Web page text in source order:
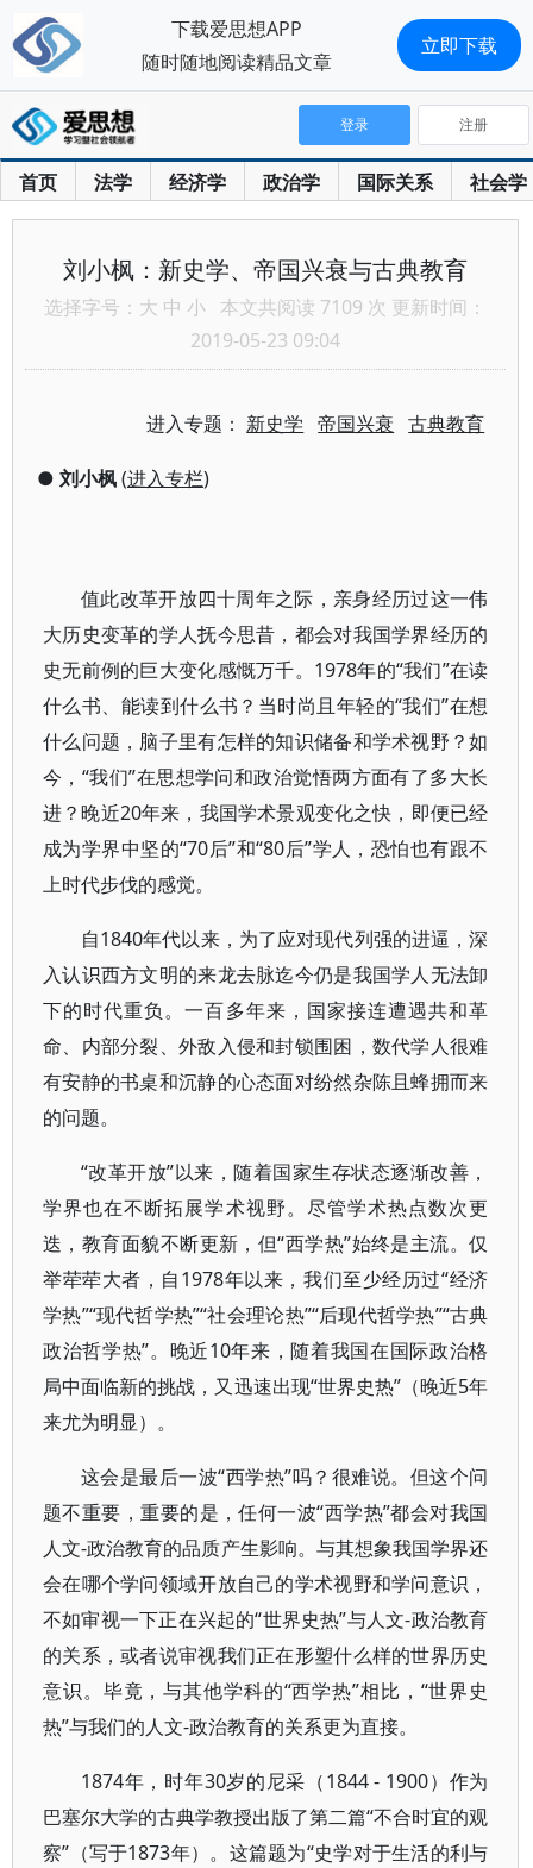
首页 法学 经济学 政治学 国际关系 社会学
登录 注册
刘小枫：新史学、帝国兴衰与古典教育
选择字号： 大 中 小 本文共阅读 7109 次 更新时间：
2019-05-23 09:04
进入专题： 新史学 帝国兴衰 古典教育
● 刘小枫(进入专栏)
值此改革开放四十周年之际，亲身经历过这一伟
大历史变革的学人抚今思昔，都会对我国学界经历的
史无前例的巨大变化感慨万千。1978年的“我们”在读
什么书、能读到什么书？当时尚且年轻的“我们”在想
什么问题，脑子里有怎样的知识储备和学术视野？如
今，“我们”在思想学问和政治觉悟两方面有了多大长
进？晚近20年来，我国学术景观变化之快，即便已经
成为学界中坚的“70后”和“80后”学人，恐怕也有跟不
上时代步伐的感觉。
自1840年代以来，为了应对现代列强的进逼，深
入认识西方文明的来龙去脉迄今仍是我国学人无法卸
下的时代重负。一百多年来，国家接连遭遇共和革
命、内部分裂、外敌入侵和封锁围困，数代学人很难
有安静的书桌和沉静的心态面对纷然杂陈且蜂拥而来
的问题。
“改革开放”以来，随着国家生存状态逐渐改善，
学界也在不断拓展学术视野。尽管学术热点数次更
迭，教育面貌不断更新，但“西学热”始终是主流。仅
举荦荦大者，自1978年以来，我们至少经历过“经济
学热”“现代哲学热”“社会理论热”“后现代哲学热”“古典
政治哲学热”。晚近10年来，随着我国在国际政治格
局中面临新的挑战，又迅速出现“世界史热”（晚近5年
来尤为明显）。
这会是最后一波“西学热”吗？很难说。但这个问
题不重要，重要的是，任何一波“西学热”都会对我国
人文-政治教育的品质产生影响。与其想象我国学界还
会在哪个学问领域开放自己的学术视野和学问意识，
不如审视一下正在兴起的“世界史热”与人文-政治教育
的关系，或者说审视我们正在形塑什么样的世界历史
意识。毕竟，与其他学科的“西学热”相比，“世界史
热”与我们的人文-政治教育的关系更为直接。
1874年，时年30岁的尼采（1844 - 1900）作为
巴塞尔大学的古典学教授出版了第二篇“不合时宜的观
察”（写于1873年）。这篇题为“史学对于生活的利与
下载爱思想APP
随时随地阅读精品文章
立即下载